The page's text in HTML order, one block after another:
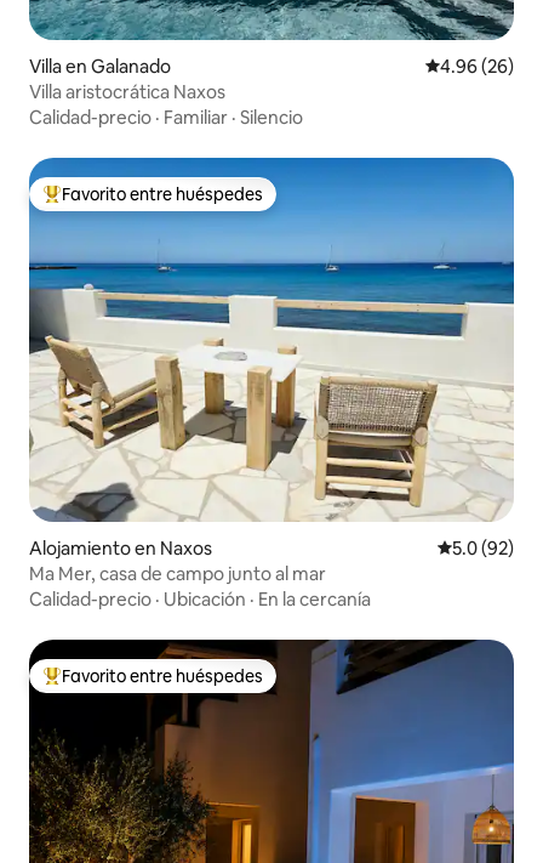
Villa en Galanado Calificación
4.96 (26)
Villa aristocrática Naxos
Calidad-precio · Familiar · Silencio
Favorito entre huéspedes preferido
Favorito entre huéspedes
Alojamiento en Naxos Calificación
5.0 (92)
Ma Mer, casa de campo junto al mar
Calidad-precio · Ubicación · En la cercanía
Favorito entre huéspedes preferido
Favorito entre huéspedes